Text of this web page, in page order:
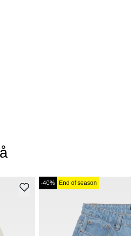
-40% End of season